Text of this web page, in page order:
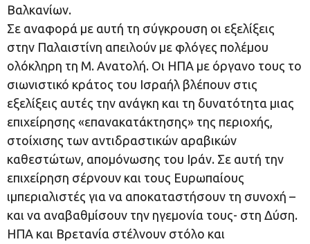
Βαλκανίων.
Σε αναφορά με αυτή τη σύγκρουση οι εξελίξεις
στην Παλαιστίνη απειλούν με φλόγες πολέμου
ολόκληρη τη Μ. Ανατολή. Οι ΗΠΑ με όργανο τους το
σιωνιστικό κράτος του Ισραήλ βλέπουν στις
εξελίξεις αυτές την ανάγκη και τη δυνατότητα μιας
επιχείρησης «επανακατάκτησης» της περιοχής,
στοίχισης των αντιδραστικών αραβικών
καθεστώτων, απομόνωσης του Ιράν. Σε αυτή την
επιχείρηση σέρνουν και τους Ευρωπαίους
ιμπεριαλιστές για να αποκαταστήσουν τη συνοχή –
και να αναβαθμίσουν την ηγεμονία τους- στη Δύση.
ΗΠΑ και Βρετανία στέλνουν στόλο και